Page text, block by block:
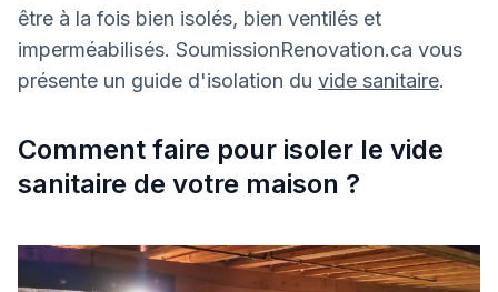
être à la fois bien isolés, bien ventilés et
imperméabilisés. SoumissionRenovation.ca vous
présente un guide d'isolation du vide sanitaire.
Comment faire pour isoler le vide
sanitaire de votre maison ?